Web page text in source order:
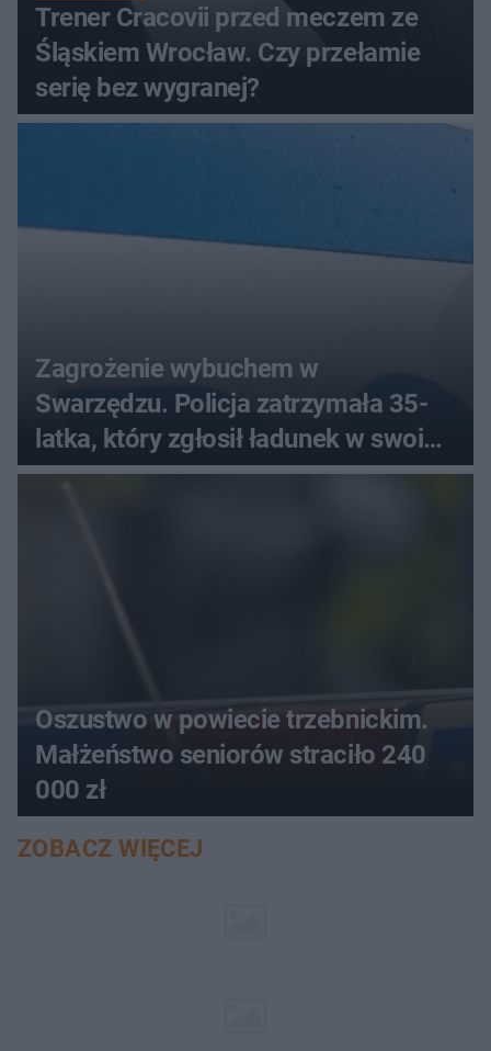
Trener Cracovii przed meczem ze
Śląskiem Wrocław. Czy przełamie
serię bez wygranej?
Zagrożenie wybuchem w
Swarzędzu. Policja zatrzymała 35-
latka, który zgłosił ładunek w swoim
aucie
Oszustwo w powiecie trzebnickim.
Małżeństwo seniorów straciło 240
000 zł
ZOBACZ WIĘCEJ